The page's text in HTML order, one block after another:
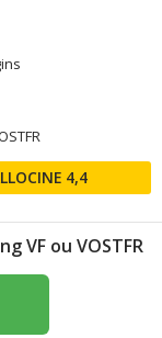
4,4
VF ou VOSTFR